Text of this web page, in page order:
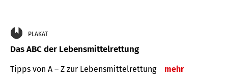
PLAKAT
Das ABC der Lebensmittelrettung
Tipps von A – Z zur Lebensmittelrettung mehr